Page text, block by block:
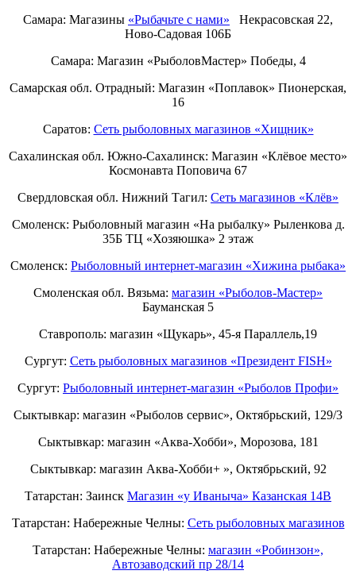
Самара: Магазины «Рыбачьте с нами» Некрасовская 22,
Ново-Садовая 106Б
Самара: Магазин «РыболовМастер» Победы, 4
Самарская обл. Отрадный: Магазин «Поплавок» Пионерская,
16
Саратов: Сеть рыболовных магазинов «Хищник»
Сахалинская обл. Южно-Сахалинск: Магазин «Клёвое место»
Космонавта Поповича 67
Свердловская обл. Нижний Тагил: Cеть магазинов «Клёв»
Смоленск: Рыболовный магазин «На рыбалку» Рыленкова д.
35Б ТЦ «Хозяюшка» 2 этаж
Смоленск: Рыболовный интернет-магазин «Хижина рыбака»
Смоленская обл. Вязьма: магазин «Рыболов-Мастер»
Бауманская 5
Ставрополь: магазин «Щукарь», 45-я Параллель,19
Сургут: Сеть рыболовных магазинов «Президент FISH»
Сургут: Рыболовный интернет-магазин «Рыболов Профи»
Сыктывкар: магазин «Рыболов сервис», Октябрьский, 129/3
Сыктывкар: магазин «Аква-Хобби», Морозова, 181
Сыктывкар: магазин Аква-Хобби+ », Октябрьский, 92
Татарстан: Заинск Магазин «у Иваныча» Казанская 14В
Татарстан: Набережные Челны: Cеть рыболовных магазинов
Татарстан: Набережные Челны: магазин «Робинзон»,
Автозаводский пр 28/14